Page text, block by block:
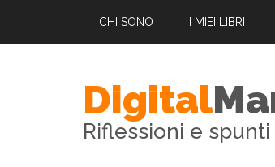
CHI SONO I MIEI LIBRI
Digital
Riflessioni e